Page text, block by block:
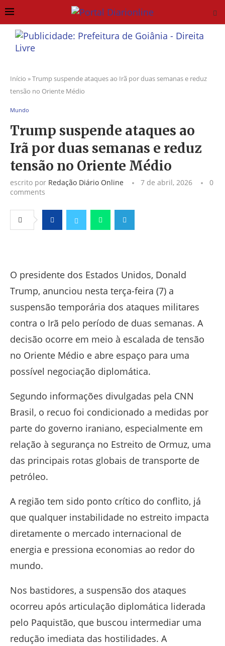
Início »Trump suspende ataques ao Irã por duas semanas e reduz
tensão no Oriente Médio
Mundo
Trump suspende ataques ao
Irã por duas semanas e reduz
tensão no Oriente Médio
escrito por Redação Diário Online 7 de abril, 2026
0
comments
O presidente dos Estados Unidos, Donald
Trump, anunciou nesta terça-feira (7) a
suspensão temporária dos ataques militares
contra o Irã pelo período de duas semanas. A
decisão ocorre em meio à escalada de tensão
no Oriente Médio e abre espaço para uma
possível negociação diplomática.
Segundo informações divulgadas pela CNN
Brasil, o recuo foi condicionado a medidas por
parte do governo iraniano, especialmente em
relação à segurança no Estreito de Ormuz, uma
das principais rotas globais de transporte de
petróleo.
A região tem sido ponto crítico do conflito, já
que qualquer instabilidade no estreito impacta
diretamente o mercado internacional de
energia e pressiona economias ao redor do
mundo.
Nos bastidores, a suspensão dos ataques
ocorreu após articulação diplomática liderada
pelo Paquistão, que buscou intermediar uma
redução imediata das hostilidades. A